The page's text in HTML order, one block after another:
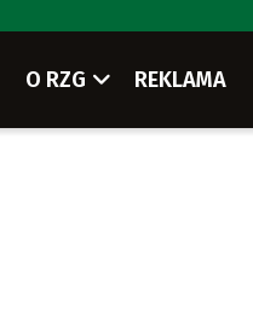
O RZG REKLAMA